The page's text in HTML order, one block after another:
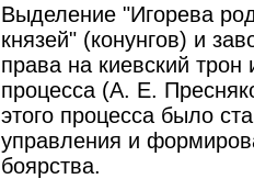
Выделение "Игорева
князей" (конунгов) и
права на киевский трон
процесса (А. Е.
этого процесса было
управления и
боярства.